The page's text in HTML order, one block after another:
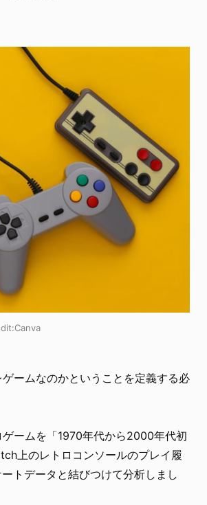
ームなのかということを定義する必
ームを「1970年代から2000年代初
上のレトロコンソールのプレイ履
トデータと結びつけて分析しまし